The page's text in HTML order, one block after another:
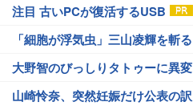
注目 古いPCが復活するUSB
「細胞が浮気虫」三山凌輝を斬る
大野智のびっしりタトゥーに異変
山崎怜奈、突然妊娠だけ公表の訳